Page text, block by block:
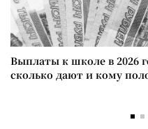
Выплаты к школе в 2026
сколько дают и кому